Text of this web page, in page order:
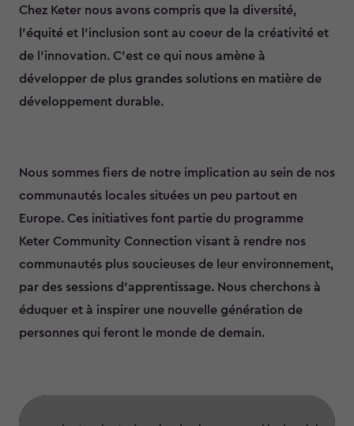
Chez Keter nous avons compris que la diversité,
l'équité et l'inclusion sont au coeur de la créativité et
de l'innovation. C'est ce qui nous amène à
développer de plus grandes solutions en matière de
développement durable.
Nous sommes fiers de notre implication au sein de nos
communautés locales situées un peu partout en
Europe. Ces initiatives font partie du programme
Keter Community Connection visant à rendre nos
communautés plus soucieuses de leur environnement,
par des sessions d'apprentissage. Nous cherchons à
éduquer et à inspirer une nouvelle génération de
personnes qui feront le monde de demain.